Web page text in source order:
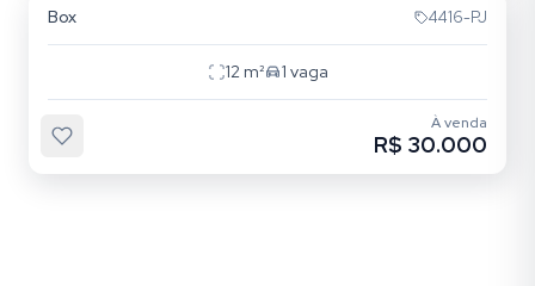
Box 4416-PJ
12m² 1 vaga
À venda
R$ 30.000